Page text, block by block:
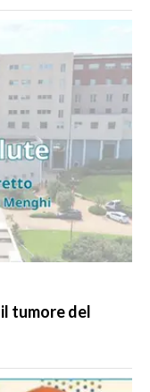
tumore del